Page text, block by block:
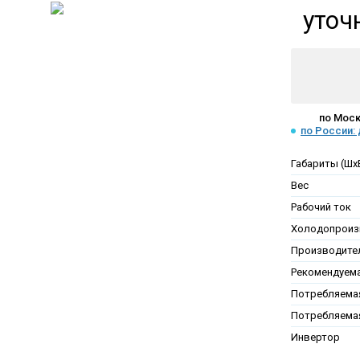
по
по России:
Габариты
Вес
Рабочий ток
Инвертор